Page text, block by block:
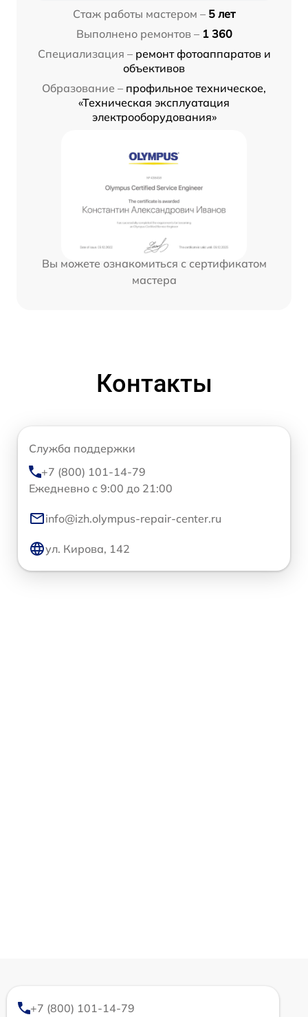
Стаж работы мастером – 5 лет
Выполнено ремонтов – 1 360
Специализация – ремонт фотоаппаратов и
объективов
Образование – профильное техническое,
«Техническая эксплуатация
электрооборудования»
Вы можете ознакомиться с сертификатом
мастера
Контакты
Служба поддержки
+7 (800) 101-14-79
Ежедневно с 9:00 до 21:00
info@izh.olympus-repair-center.ru
ул. Кирова, 142
+7 (800) 101-14-79